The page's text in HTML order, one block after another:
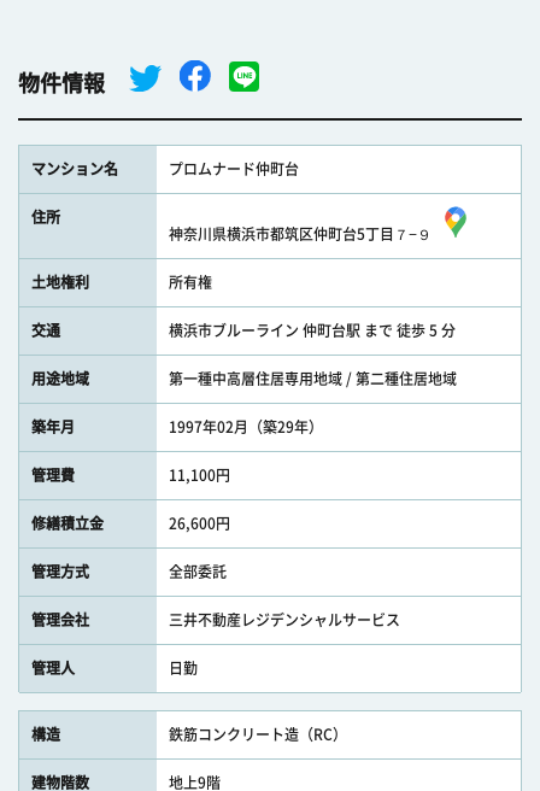
物件情報
マンション名 プロムナード仲町台
住所
神奈川県横浜市都筑区仲町台5丁目７−９
土地権利 所有権
交通 横浜市ブルーライン 仲町台駅 まで 徒歩 5 分
用途地域 第一種中高層住居専用地域 / 第二種住居地域
築年月 1997年02月（築29年）
管理費 11,100円
修繕積立金 26,600円
管理方式 全部委託
管理会社 三井不動産レジデンシャルサービス
管理人 日勤
構造 鉄筋コンクリート造（RC）
建物階数 地上9階